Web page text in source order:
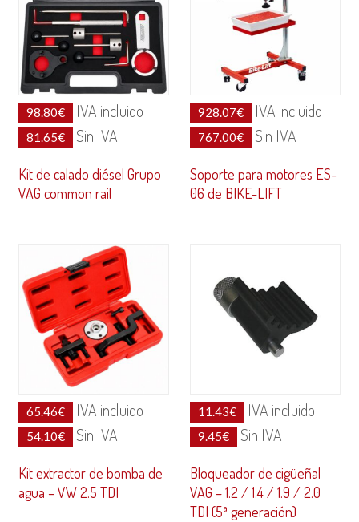
98.80€ IVA incluido
81.65€ Sin IVA
Kit de calado diésel Grupo
VAG common rail
928.07€ IVA incluido
767.00€ Sin IVA
Soporte para motores ES-
06 de BIKE-LIFT
65.46€ IVA incluido
54.10€ Sin IVA
Kit extractor de bomba de
agua – VW 2.5 TDI
11.43€ IVA incluido
9.45€ Sin IVA
Bloqueador de cigüeñal
VAG – 1.2 / 1.4 / 1.9 / 2.0
TDI (5ª generación)